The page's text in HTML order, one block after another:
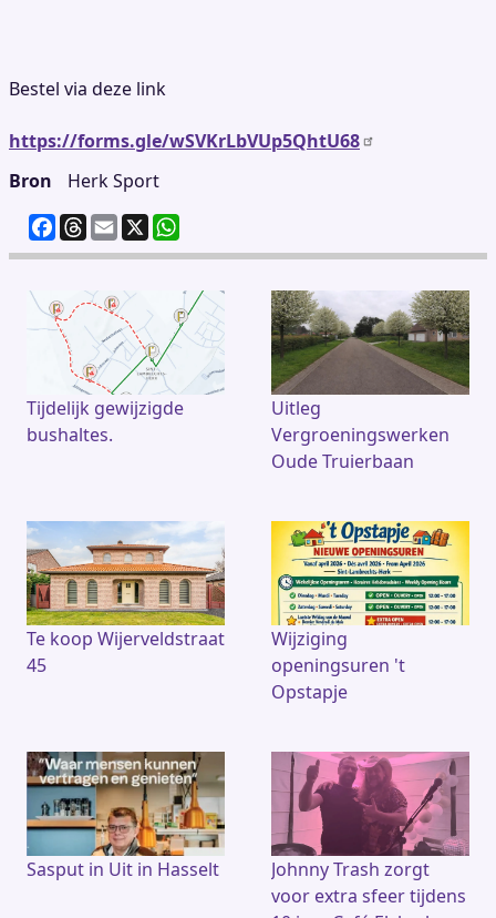
Bestel via deze link
https://forms.gle/wSVKrLbVUp5QhtU68
Bron
Herk Sport
F
a
e
b
o
o
k
T
h
a
d
s
E
m
l
X
h
s
A
p
p
Tijdelijk gewijzigde
bushaltes.
Uitleg
Vergroeningswerken
Oude Truierbaan
Te koop Wijerveldstraat
45
Wijziging
openingsuren 't
Opstapje
Sasput in Uit in Hasselt
Johnny Trash zorgt
voor extra sfeer tijdens